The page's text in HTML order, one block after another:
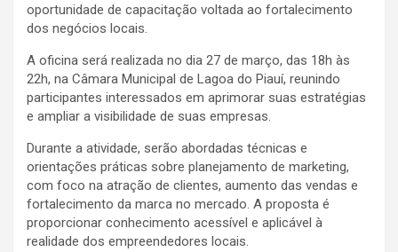
oportunidade de capacitação voltada ao fortalecimento
dos negócios locais.
A oficina será realizada no dia 27 de março, das 18h às
22h, na Câmara Municipal de Lagoa do Piauí, reunindo
participantes interessados em aprimorar suas estratégias
e ampliar a visibilidade de suas empresas.
Durante a atividade, serão abordadas técnicas e
orientações práticas sobre planejamento de marketing,
com foco na atração de clientes, aumento das vendas e
fortalecimento da marca no mercado. A proposta é
proporcionar conhecimento acessível e aplicável à
realidade dos empreendedores locais.